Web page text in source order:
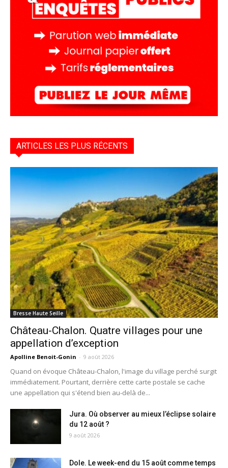
ARTICLES LES PLUS RÉCENTS
Bresse Haute Seille
Château-Chalon. Quatre villages pour une
appellation d’exception
Apolline Benoit-Gonin - 9 août 2026
Quand on évoque Château-Chalon, l'image du village perché surgit
immédiatement. Pourtant, derrière cette carte postale se cache
une appellation qui s'étend bien au-delà de...
Jura. Où observer au mieux l’éclipse solaire
du 12 août ?
9 août 2026
Dole. Le week-end du 15 août comme temps